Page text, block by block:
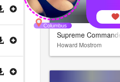
Supreme
Howard Mostrom